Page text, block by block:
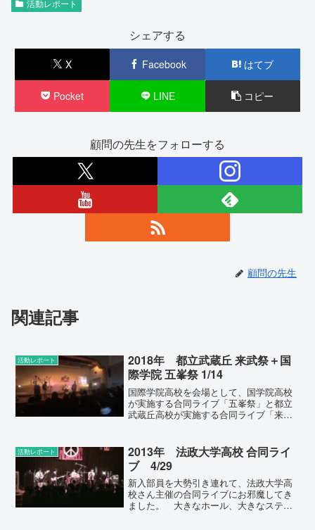
活動レポート
シェアする
X Facebook はてブ
Pocket LINE コピー
顧問の先生をフォローする
顧問の先生
関連記事
活動レポート
2018年 都立武蔵丘 来武祭＋国
際学院 五峯祭 1/14
国際学院高校を会場として、国学院高校
が実施する合同ライブ「五峯祭」と都立
武蔵丘高校が実施する合同ライブ「来武
際学院さんは、2会場同時進行のスタイル
で合同ライブを行ってお...
活動レポート
2013年 法政大学高校 合同ライ
ブ 4/29
新入部員を大勢引き連れて、法政大学高
校さん主催の合同ライブにお邪魔してき
ました。 大きなホール、大きなステー